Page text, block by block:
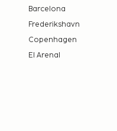
Barcelona
Frederikshavn
Copenhagen
El Arenal